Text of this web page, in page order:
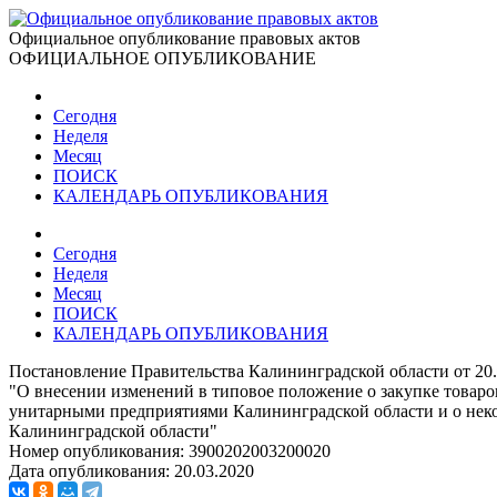
Официальное опубликование правовых актов
ОФИЦИАЛЬНОЕ ОПУБЛИКОВАНИЕ
Сегодня
Неделя
Месяц
ПОИСК
КАЛЕНДАРЬ ОПУБЛИКОВАНИЯ
Сегодня
Неделя
Месяц
ПОИСК
КАЛЕНДАРЬ ОПУБЛИКОВАНИЯ
Постановление Правительства Калининградской области от
"О внесении изменений в типовое положение о закупке
унитарными предприятиями Калининградской области и о
Калининградской области"
Номер опубликования: 3900202003200020
Дата опубликования: 20.03.2020